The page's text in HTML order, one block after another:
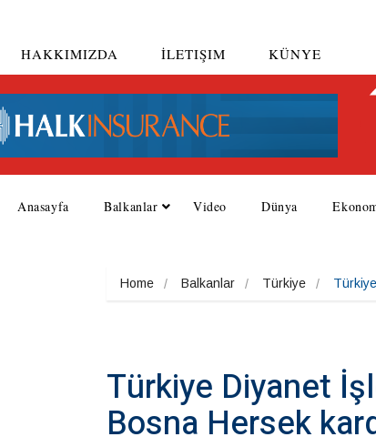
HAKKIMIZDA İLETIŞIM KÜNYE
Anasayfa Balkanlar Video Dünya
Home Balkanlar Türkiye
Türkiye Diyanet
Bosna Hersek